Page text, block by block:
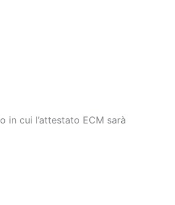
in cui l’attestato ECM sarà